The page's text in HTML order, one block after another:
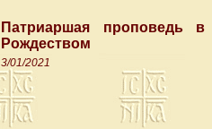
Патриаршая проповедь
Рождеством
3/01/2021